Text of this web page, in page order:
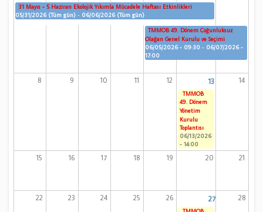
31 Mayıs - 5 Haziran Ekolojik Yıkımla Mücadele Haftası Etkinlikleri
05/31/2026 (Tüm gün) - 06/06/2026 (Tüm gün)
TMMOB 49. Dönem Çoğunluksuz
Olağan Genel Kurulu ve Seçimi
06/05/2026 - 09:30 - 06/07/2026 -
17:00
8 9 10 11 12 13 14
TMMOB
49. Dönem
Yönetim
Kurulu
Toplantısı
06/13/2026
- 14:00
15 16 17 18 19 20 21
22 23 24 25 26 27 28